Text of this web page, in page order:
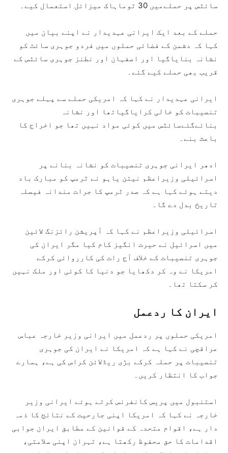
سائٹس پر حملےمیں 30 ٹوماہاک میزائل استعمال کیے۔
حملے کے بعد ایک ایرانی عہدیدار نے اپنے بیان میں
کہا کہ دشمن کے فضائی حملوں میں فردو جوہری سائٹ کو
نشانہ بنایاگیا اور اصفہان اور نطنز جوہری سائٹس کے
قریب بھی حملے کیے گئے۔
ایرانی عہدیدار نے کہا کہ امریکی حملے سے پہلے جوہری
تنصیبات کو خالی کرایاگیاتھا اور نشانہ
بنائےگئےسائٹس میں کوئی مواد نہیں تھا جو اخراج کا
باعث بنے۔
ادھر ایرانی جوہری تنصیبات کو نشانہ بنانے پر
اسرائیلی وزیراعظم نیتن یاہو نے ٹرمپ کو مبارک باد
دیتے ہوئے کہا ہے کہ صدر ٹرمپ کا جرات مندانہ فیصلہ
تاریخ بدل دے گا۔
اسرائیلی وزیراعظم نے کہا کہ آپریشن رائزنگ لائین
میں اسرائیل نے حیرت انگیز کام کیا مگر ایران کی
جوہری تنصیبات کے خلاف آج رات کی کارروائی کرکے
امریکا نے وہ کر دکھایا جو دنیا کا کوئی اور ملک نہیں
کر سکتا تھا۔
ایران کا ردعمل
امریکی حملوں پر ردعمل میں ایرانی وزیر خارجہ عباس
عراقچی نے کہا ہے کہ امریکا نے ایران کی جوہری
تنصیبات پر حملہ کرکے بڑی ریڈلائن کراس کی ہے، ہمارے
جواب کا انتظار کریں۔
استنبول میں پریس کانفرنس کرتے ہوئے ایرانی وزیر
خارجہ نے کہا کہ امریکا اپنی جارحیت کے نتائج کا ذمہ
دار ہے، اقوام متحدہ کے قوانین کے مطابق ایران جوابی
اقدامات کا حق محفوظ رکھتا ہے، تہران اپنی سلامتی،